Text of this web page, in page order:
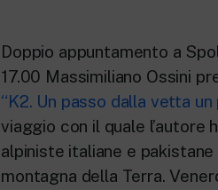
Doppio appuntamento a
17.00 Massimiliano Ossini
“K2. Un passo dalla vetta
viaggio con il quale l’autore
alpiniste italiane e
montagna della Terra.